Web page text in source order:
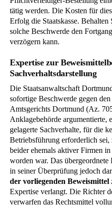
tätig werden. Die Kosten für
Erfolg die Staatskasse.
solche Beschwerde den
verzögern kann.
Expertise zur
Sachverhaltsdarstellung
Die Staatsanwaltschaft
sofortige Beschwerde gegen
Amtsgerichts Dortmund (Az.
Anklagebehörde argumentierte,
gelagerte Sachverhalte, für die
Betriebsführung erforderlich sei,
beider ehemals aktiver Firmen
worden war. Das
in seiner Überprüfung jedoch
der vorliegenden Beweismittel
Expertise verlangt. Die Richter
verwarfen das Rechtsmittel